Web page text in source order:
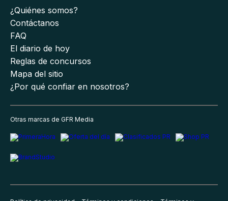
¿Quiénes somos?
Contáctanos
FAQ
El diario de hoy
Reglas de concursos
Mapa del sitio
¿Por qué confiar en nosotros?
Otras marcas de GFR Media